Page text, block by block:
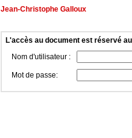
Jean-Christophe Galloux
L'accès au document est réservé
Nom d'utilisateur :
Mot de passe: